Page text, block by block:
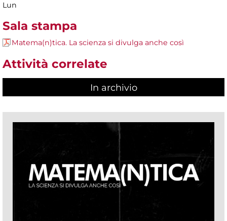
Lun
Sala stampa
Matema(n)tica. La scienza si divulga anche così
Attività correlate
In archivio